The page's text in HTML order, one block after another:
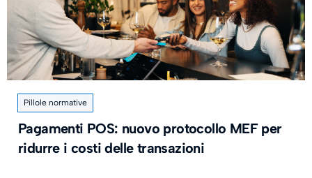
Pillole normative
Pagamenti POS: nuovo protocollo MEF per
ridurre i costi delle transazioni